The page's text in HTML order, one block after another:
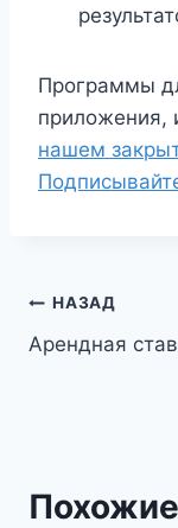
Программы
нашем
по
НАЗАД
Арендная